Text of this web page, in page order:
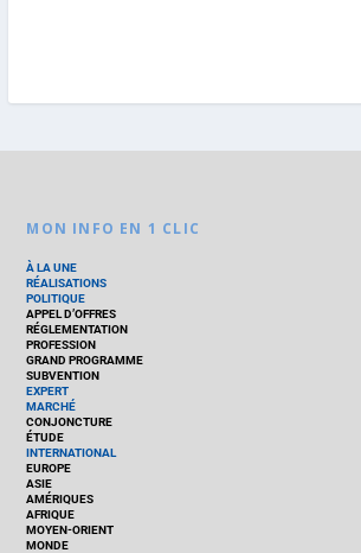
MON INFO EN 1 CLIC
À LA UNE
RÉALISATIONS
POLITIQUE
APPEL D’OFFRES
RÉGLEMENTATION
PROFESSION
GRAND PROGRAMME
SUBVENTION
EXPERT
MARCHÉ
CONJONCTURE
ÉTUDE
INTERNATIONAL
EUROPE
ASIE
AMÉRIQUES
AFRIQUE
MOYEN-ORIENT
MONDE